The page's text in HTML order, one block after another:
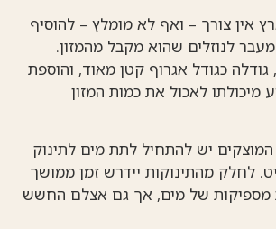
אין צורך – ואף לא מומלץ – להוסיף
לנוזלים שהוא מקבל מהמזון.
גודלה כגודל אגרוף קטן מאוד, והוספת
מיכולתו לאכול את כמות המזון
יש להתחיל לתת מים לתינוק
לחלק מהתינוקות יידרש זמן ממושך
מספיקות של מים, אך גם אצלם החשש